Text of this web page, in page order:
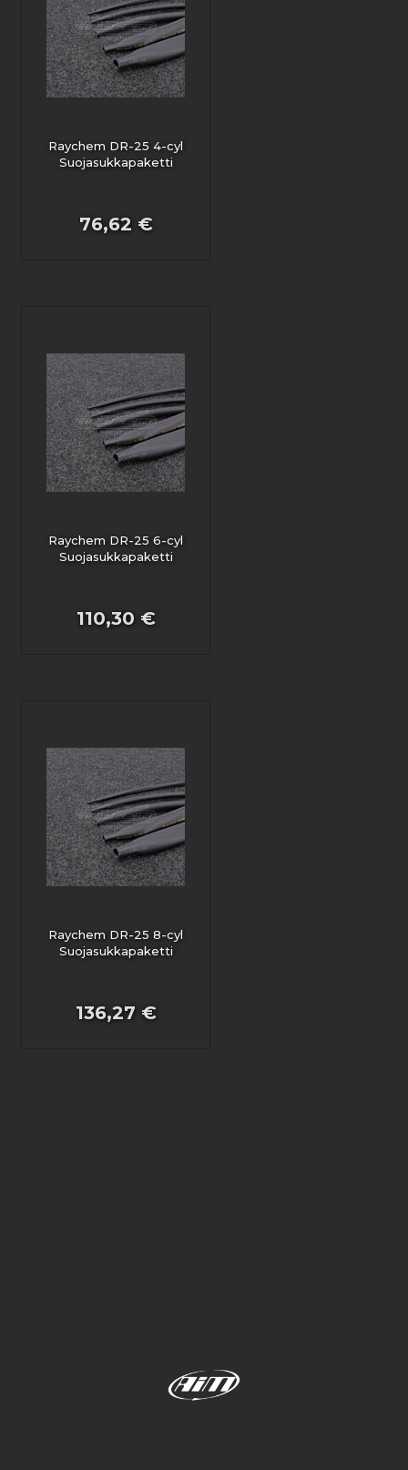
Raychem DR-25 4-cyl
Suojasukkapaketti
76,62 €
Raychem DR-25 6-cyl
Suojasukkapaketti
110,30 €
Raychem DR-25 8-cyl
Suojasukkapaketti
136,27 €